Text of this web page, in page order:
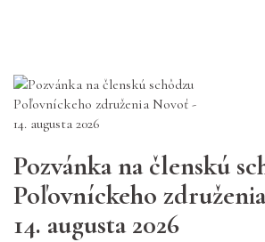
Pozvánka na členskú
Poľovníckeho
14. augusta 2026